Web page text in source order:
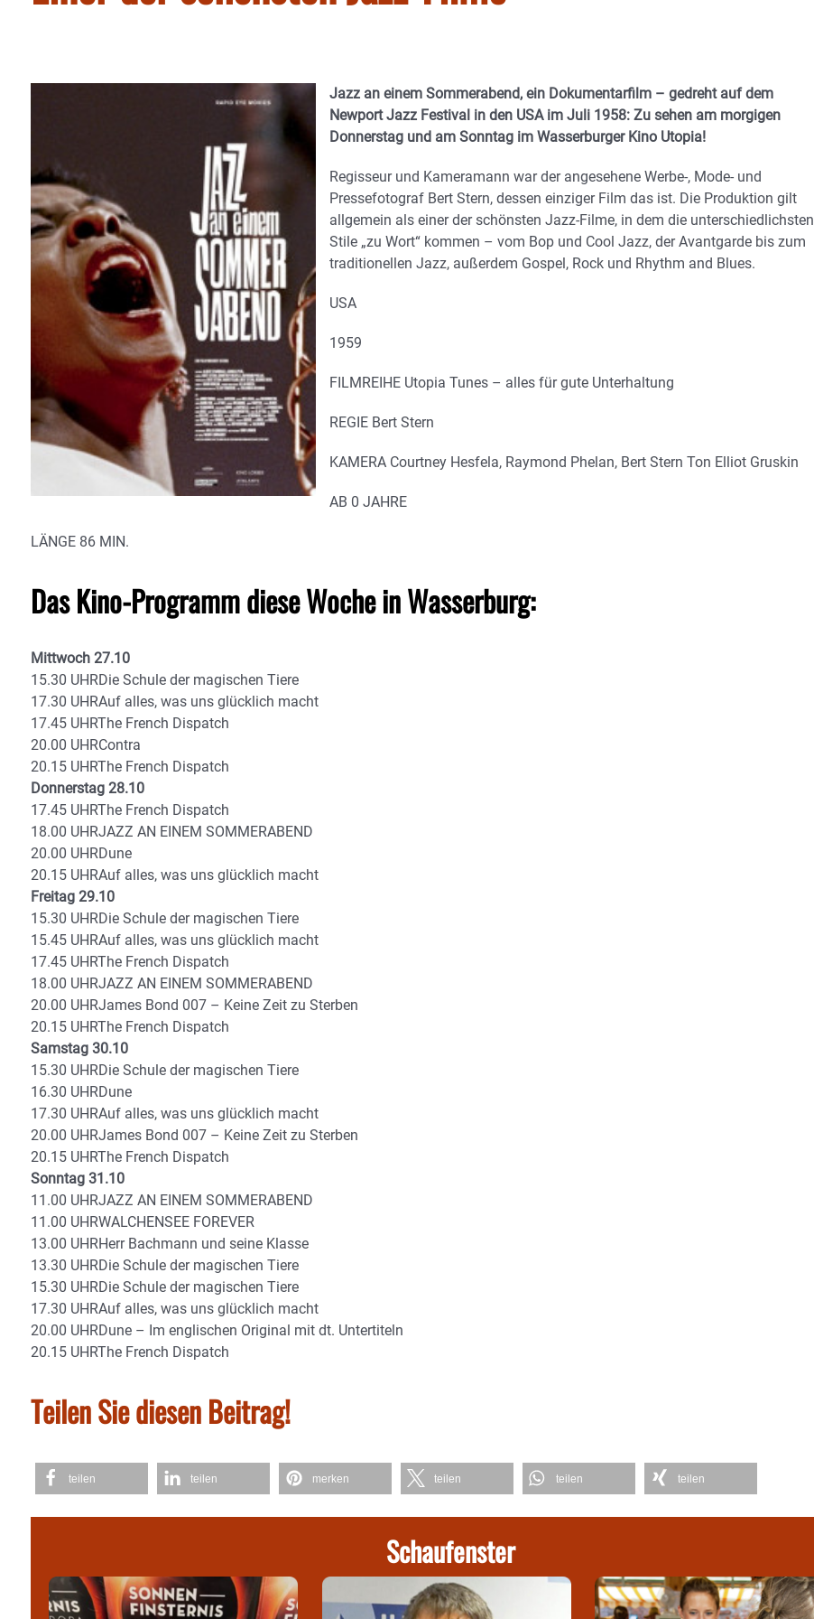
Jazz an einem Sommerabend, ein Dokumentarfilm – gedreht auf dem
Newport Jazz Festival in den USA im Juli 1958: Zu sehen am morgigen
Donnerstag und am Sonntag im Wasserburger Kino Utopia!
Regisseur und Kameramann war der angesehene Werbe-, Mode- und
Pressefotograf Bert Stern, dessen einziger Film das ist. Die Produktion gilt
allgemein als einer der schönsten Jazz-Filme, in dem die unterschiedlichsten
Stile „zu Wort“ kommen – vom Bop und Cool Jazz, der Avantgarde bis zum
traditionellen Jazz, außerdem Gospel, Rock und Rhythm and Blues.
USA
1959
FILMREIHE Utopia Tunes – alles für gute Unterhaltung
REGIE Bert Stern
KAMERA Courtney Hesfela, Raymond Phelan, Bert Stern Ton Elliot Gruskin
AB 0 JAHRE
LÄNGE 86 MIN.
Das Kino-Programm diese Woche in Wasserburg:
Mittwoch 27.10
15.30 UHRDie Schule der magischen Tiere
17.30 UHRAuf alles, was uns glücklich macht
17.45 UHRThe French Dispatch
20.00 UHRContra
20.15 UHRThe French Dispatch
Donnerstag 28.10
17.45 UHRThe French Dispatch
18.00 UHRJAZZ AN EINEM SOMMERABEND
20.00 UHRDune
20.15 UHRAuf alles, was uns glücklich macht
Freitag 29.10
15.30 UHRDie Schule der magischen Tiere
15.45 UHRAuf alles, was uns glücklich macht
17.45 UHRThe French Dispatch
18.00 UHRJAZZ AN EINEM SOMMERABEND
20.00 UHRJames Bond 007 – Keine Zeit zu Sterben
20.15 UHRThe French Dispatch
Samstag 30.10
15.30 UHRDie Schule der magischen Tiere
16.30 UHRDune
17.30 UHRAuf alles, was uns glücklich macht
20.00 UHRJames Bond 007 – Keine Zeit zu Sterben
20.15 UHRThe French Dispatch
Sonntag 31.10
11.00 UHRJAZZ AN EINEM SOMMERABEND
11.00 UHRWALCHENSEE FOREVER
13.00 UHRHerr Bachmann und seine Klasse
13.30 UHRDie Schule der magischen Tiere
15.30 UHRDie Schule der magischen Tiere
17.30 UHRAuf alles, was uns glücklich macht
20.00 UHRDune – Im englischen Original mit dt. Untertiteln
20.15 UHRThe French Dispatch
Teilen Sie diesen Beitrag!
teilen teilen merken teilen teilen teilen
Schaufenster